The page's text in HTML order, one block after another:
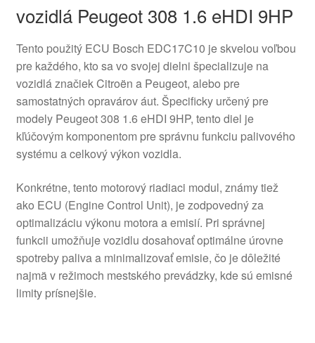
vozidlá Peugeot 308 1.6 eHDI 9HP
Tento použitý ECU Bosch EDC17C10 je skvelou voľbou
pre každého, kto sa vo svojej dielni špecializuje na
vozidlá značiek Citroën a Peugeot, alebo pre
samostatných opravárov áut. Špecificky určený pre
modely Peugeot 308 1.6 eHDI 9HP, tento diel je
kľúčovým komponentom pre správnu funkciu palivového
systému a celkový výkon vozidla.
Konkrétne, tento motorový riadiaci modul, známy tiež
ako ECU (Engine Control Unit), je zodpovedný za
optimalizáciu výkonu motora a emisií. Pri správnej
funkcii umožňuje vozidlu dosahovať optimálne úrovne
spotreby paliva a minimalizovať emisie, čo je dôležité
najmä v režimoch mestského prevádzky, kde sú emisné
limity prísnejšie.